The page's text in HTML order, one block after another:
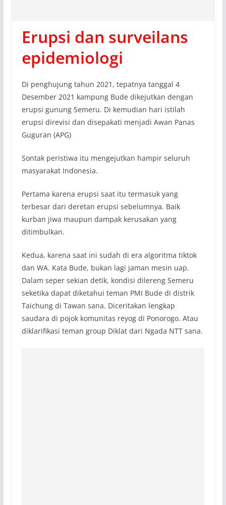
Erupsi dan surveilans
epidemiologi
Di penghujung tahun 2021, tepatnya tanggal 4
Desember 2021 kampung Bude dikejutkan dengan
erupsi gunung Semeru. Di kemudian hari istilah
erupsi direvisi dan disepakati menjadi Awan Panas
Guguran (APG)
Sontak peristiwa itu mengejutkan hampir seluruh
masyarakat Indonesia.
Pertama karena erupsi saat itu termasuk yang
terbesar dari deretan erupsi sebelumnya. Baik
kurban jiwa maupun dampak kerusakan yang
ditimbulkan.
Kedua, karena saat ini sudah di era algoritma tiktok
dan WA. Kata Bude, bukan lagi jaman mesin uap.
Dalam seper sekian detik, kondisi dilereng Semeru
seketika dapat diketahui teman PMI Bude di distrik
Taichung di Tawan sana. Diceritakan lengkap
saudara di pojok komunitas reyog di Ponorogo. Atau
diklarifikasi teman group Diklat dari Ngada NTT sana.